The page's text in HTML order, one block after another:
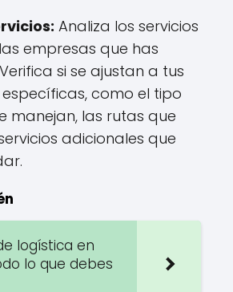
: Analiza los servicios
empresas que has
si se ajustan a tus
como el tipo
manejan, las rutas que
adicionales que
logística en
lo que debes